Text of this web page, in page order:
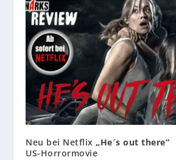
Neu bei Netflix„He´s out there“
US-Horrormovie